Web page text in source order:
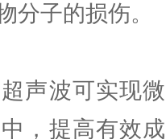
分子的损伤。
声波可实现
，提高有效